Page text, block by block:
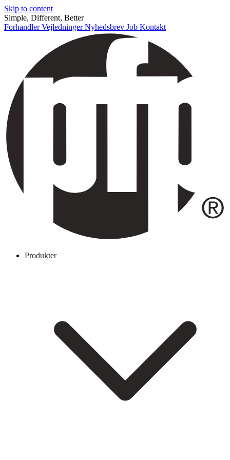
Skip to content
Simple, Different, Better
ForhandlerVejledningerNyhedsbrev Job Kontakt
Produkter